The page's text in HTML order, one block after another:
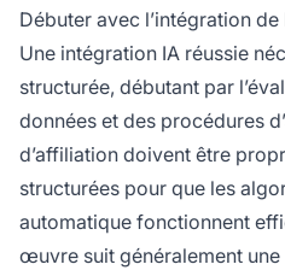
Débuter avec l’intégration de
Une intégration IA réussie
structurée, débutant par
données et des procédures
d’affiliation doivent être
structurées pour que les
automatique fonctionnent
œuvre suit généralement